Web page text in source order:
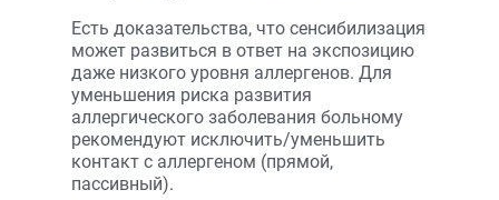
Есть доказательства, что сенсибилизация
может развиться в ответ на экспозицию
даже низкого уровня аллергенов. Для
уменьшения риска развития
аллергического заболевания больному
рекомендуют исключить/уменьшить
контакт с аллергеном (прямой,
пассивный).